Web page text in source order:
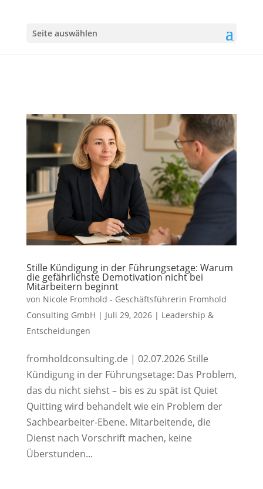
Seite auswählen
Stille Kündigung in der Führungsetage: Warum
die gefährlichste Demotivation nicht bei
Mitarbeitern beginnt
von Nicole Fromhold - Geschäftsführerin Fromhold
Consulting GmbH | Juli 29, 2026| Leadership &
Entscheidungen
fromholdconsulting.de | 02.07.2026 Stille
Kündigung in der Führungsetage: Das Problem,
das du nicht siehst – bis es zu spät ist Quiet
Quitting wird behandelt wie ein Problem der
Sachbearbeiter-Ebene. Mitarbeitende, die
Dienst nach Vorschrift machen, keine
Überstunden...